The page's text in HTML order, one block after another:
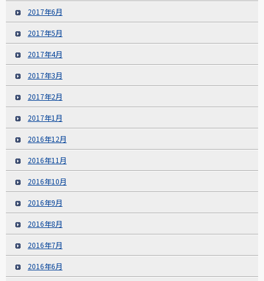
2017年6月
2017年5月
2017年4月
2017年3月
2017年2月
2017年1月
2016年12月
2016年11月
2016年10月
2016年9月
2016年8月
2016年7月
2016年6月